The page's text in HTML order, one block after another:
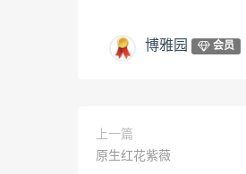
博雅园 会员
上一篇
原生红花紫薇